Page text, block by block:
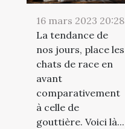
16 mars 2023 20:28
La tendance de
nos jours, place les
chats de race en
avant
comparativement
à celle de
gouttière. Voici là...